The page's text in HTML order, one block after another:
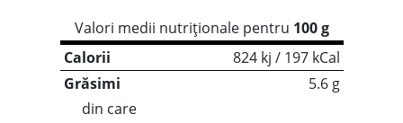
Valori medii nutriționale pentru 100 g
Calorii
824 kj / 197 kCal
Grăsimi
5.6 g
din care